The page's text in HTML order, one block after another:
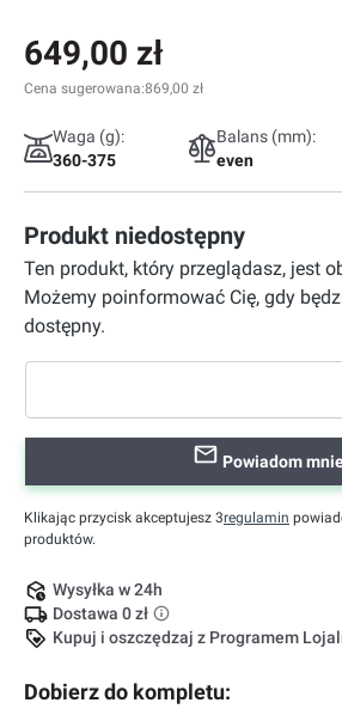
649,00 zł
Cena sugerowana:869,00 zł
Balans (mm):
even
Waga (g):
360-375
Produkt niedostępny
Ten produkt, który przeglądasz, jest
Możemy poinformować Cię, gdy
dostępny.
Powiadom
Klikając przycisk akceptujesz 3regulamin
produktów.
Wysyłka w 24h
Dostawa 0 zł
Kupuj i oszczędzaj z Programem
Dobierz do kompletu: